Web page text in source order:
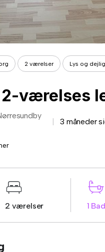
2 værelser Lys og
2-værelses
3 måneder
2 værelser 1